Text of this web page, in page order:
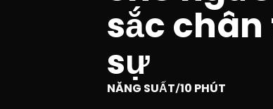
sắc
sự
NĂNG SUẤT/10 PHÚT